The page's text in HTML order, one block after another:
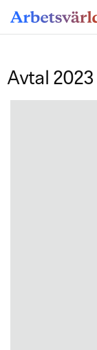
Avtal 2023